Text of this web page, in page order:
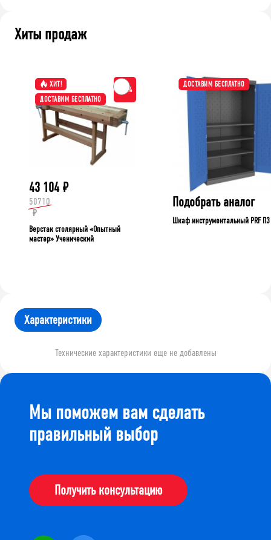
Хиты продаж
ХИТ!
ДОСТАВИМ БЕСПЛАТНО
-15%
43 104 ₽
50710
₽
Верстак столярный «Опытный
мастер» Ученический
ДОСТАВИМ БЕСПЛАТНО
Подобрать аналог
Шкаф инструментальный PRF П3
Характеристики
Технические характеристики еще не добавлены
Мы поможем вам сделать
правильный выбор
Получить консультацию